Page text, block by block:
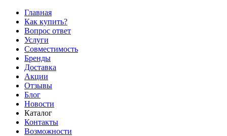
Главная
Как купить?
Вопрос ответ
Услуги
Совместимость
Бренды
Доставка
Акции
Отзывы
Блог
Новости
Каталог
Контакты
Возможности